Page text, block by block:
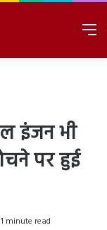
इंजन भी
पर हुई
1 minute read